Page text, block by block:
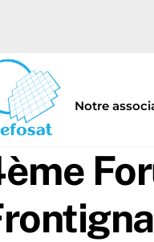
Notre